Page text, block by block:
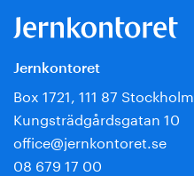
Jernkontoret
Box 1721, 111 87 Stockholm
Kungsträdgårdsgatan 10
office@jernkontoret.se
08 679 17 00